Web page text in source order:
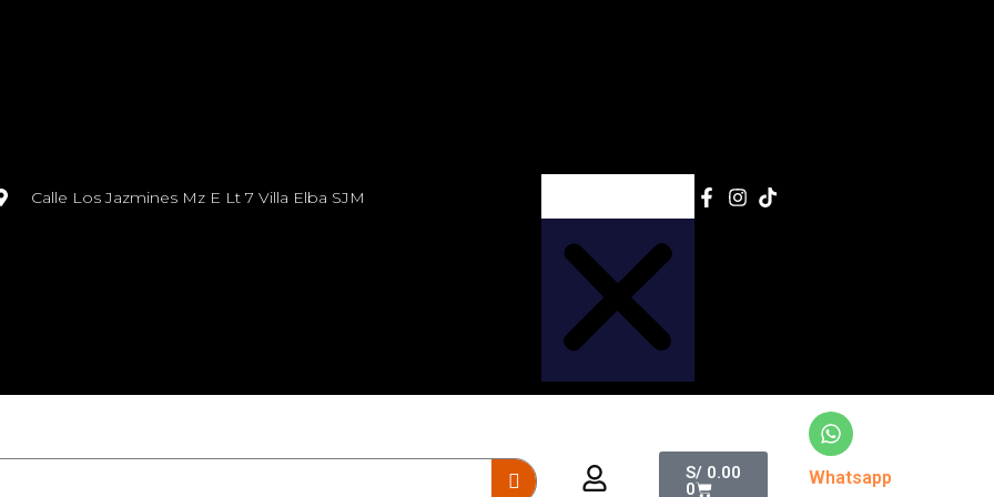
Calle Los Jazmines Mz E Lt 7 Villa Elba SJM
S/0.00
0
Cart
Whatsapp